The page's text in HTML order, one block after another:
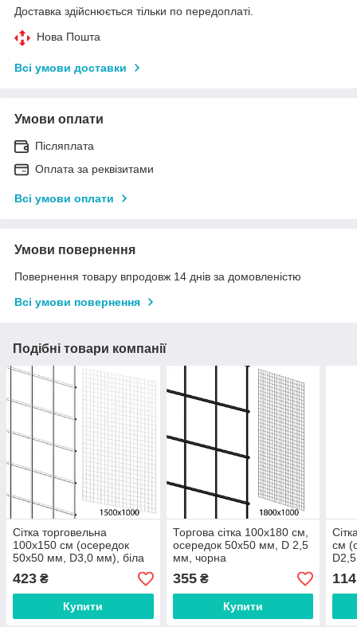
Доставка здійснюється тільки по передоплаті.
Нова Пошта
Всі умови доставки
Умови оплати
Післяплата
Оплата за реквізитами
Всі умови оплати
Умови повернення
Повернення товару впродовж 14 днів за домовленістю
Всі умови повернення
Подібні товари компанії
Сітка торговельна
100х150 см (осередок
50х50 мм, D3,0 мм), біла
423 ₴
Купити
Торгова сітка 100х180 см,
осередок 50х50 мм, D 2,5
мм, чорна
355₴
Купити
см
114